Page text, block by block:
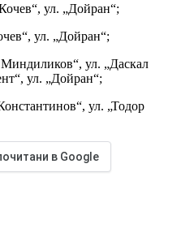
ул. „Дойран“;
ул. „Дойран“;
ул. „Даскал
ул. „Дойран“;
ул. „Тодор
в Google